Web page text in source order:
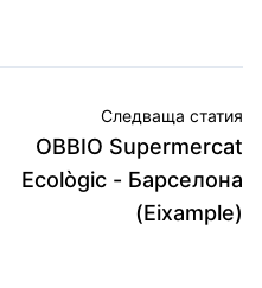
Следваща статия
OBBIO Supermercat
Ecològic - Барселона
(Eixample)